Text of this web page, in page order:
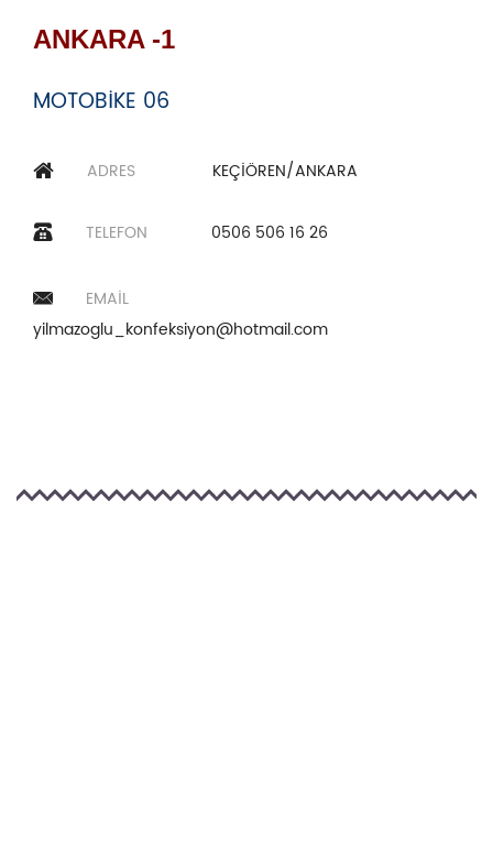
ANKARA -1
MOTOBİKE 06
ADRES KEÇİÖREN/ANKARA
TELEFON 0506 506 16 26
EMAIL
yilmazoglu_konfeksiyon@hotmail.com